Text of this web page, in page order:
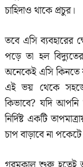
চাহিদাও থাকে প্রচুর।
তবে এসি ব্যবহারের
পড়ে তা হল
অনেকেই এসি কিনতে
এই ভয় থেকে
কিভাবে? যদি আপনি
নির্দিষ্ট একটি
চাপ বাড়াবে না